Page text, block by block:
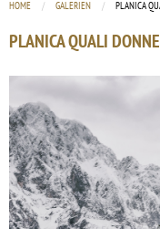
HOME GALERIEN CURRENT:
PLANICA
PLANICA QUALI